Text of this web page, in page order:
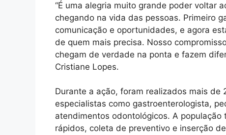
“É uma alegria muito grande poder voltar
chegando na vida das pessoas. Primeiro
comunicação e oportunidades, e agora
de quem mais precisa. Nosso
chegam de verdade na ponta e fazem
Cristiane Lopes.
Durante a ação, foram realizados mais
especialistas como gastroenterologista,
atendimentos odontológicos. A
rápidos, coleta de preventivo e inserção